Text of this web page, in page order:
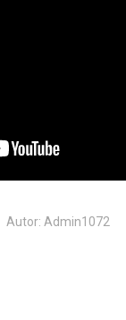
Autor: Admin1072